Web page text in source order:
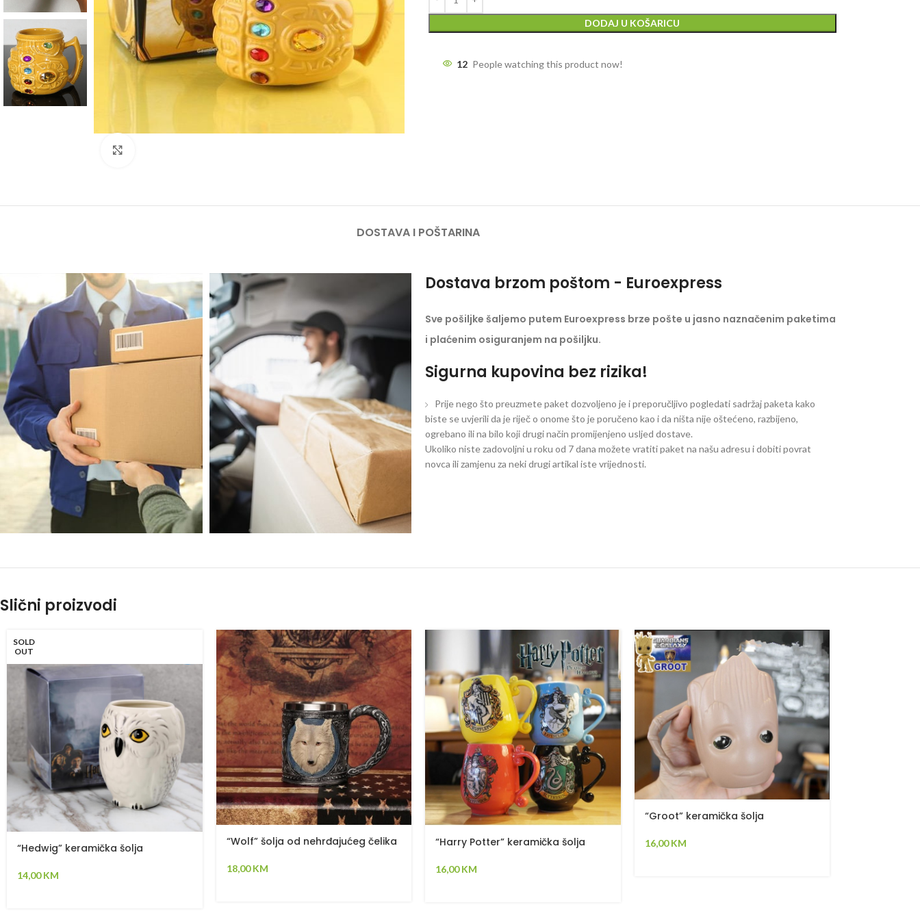
DODAJ U KOŠARICU
12 People watching this product now!
DOSTAVA I POŠTARINA
Dostava brzom poštom - Euroexpress
Sve pošiljke šaljemo putem Euroexpress brze pošte u jasno naznačenim paketima
i plaćenim osiguranjem na pošiljku.
Sigurna kupovina bez rizika!
Prije nego što preuzmete paket dozvoljeno je i preporučljivo pogledati sadržaj paketa kako
biste se uvjerili da je riječ o onome što je poručeno kao i da ništa nije oštećeno, razbijeno,
ogrebano ili na bilo koji drugi način promijenjeno usljed dostave.
Ukoliko niste zadovoljni u roku od 7 dana možete vratiti paket na našu adresu i dobiti povrat
novca ili zamjenu za neki drugi artikal iste vrijednosti.
Slični proizvodi
SOLD
OUT
“Hedwig” keramička šolja
14,00KM
“Wolf” šolja od nehrđajućeg čelika
18,00KM
“Harry Potter” keramička šolja
16,00KM
“Groot” keramička šolja
16,00KM